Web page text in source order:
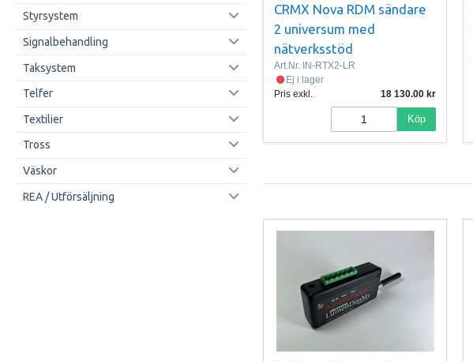
Styrsystem
Signalbehandling
Taksystem
Telfer
Textilier
Tross
Väskor
REA / Utförsäljning
CRMX Nova RDM sändare
2 universum med
nätverksstöd
Art.Nr. IN-RTX2-LR
Ej i lager
Pris exkl.
18 130.00
Köp